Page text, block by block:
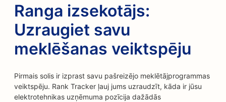
Ranga izsekotājs:
Uzraugiet savu
meklēšanas veiktspēju
Pirmais solis ir izprast savu pašreizējo meklētājprogrammas
veiktspēju. Rank Tracker ļauj jums uzraudzīt, kāda ir jūsu
elektrotehnikas uzņēmuma pozīcija dažādās